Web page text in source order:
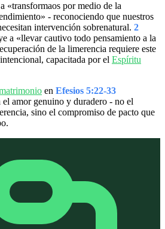
«transformaos por medio de la
- reconociendo que nuestros
intervención sobrenatural. 2
a «llevar cautivo todo pensamiento a la
de la limerencia requiere este
capacitada por el Espíritu
en Efesios 5:22-33
amor genuino y duradero - no el
sino el compromiso de pacto que